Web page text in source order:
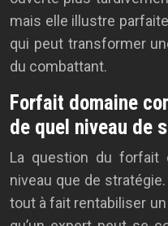
mais elle illustre
qui peut transformer
du combattant.
Forfait domaine
de quel niveau de
La question du forfait
niveau que de
tout à fait rentabiliser